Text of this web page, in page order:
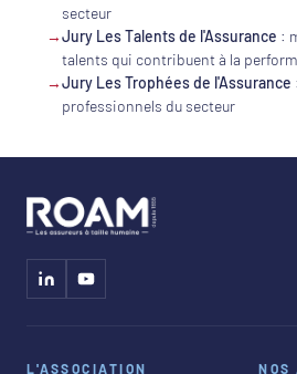
secteur
→Jury Les Talents de l'Assurance :
talents qui contribuent à la
→Jury Les Trophées de l'Assurance
professionnels du secteur
L'ASSOCIATION NOS